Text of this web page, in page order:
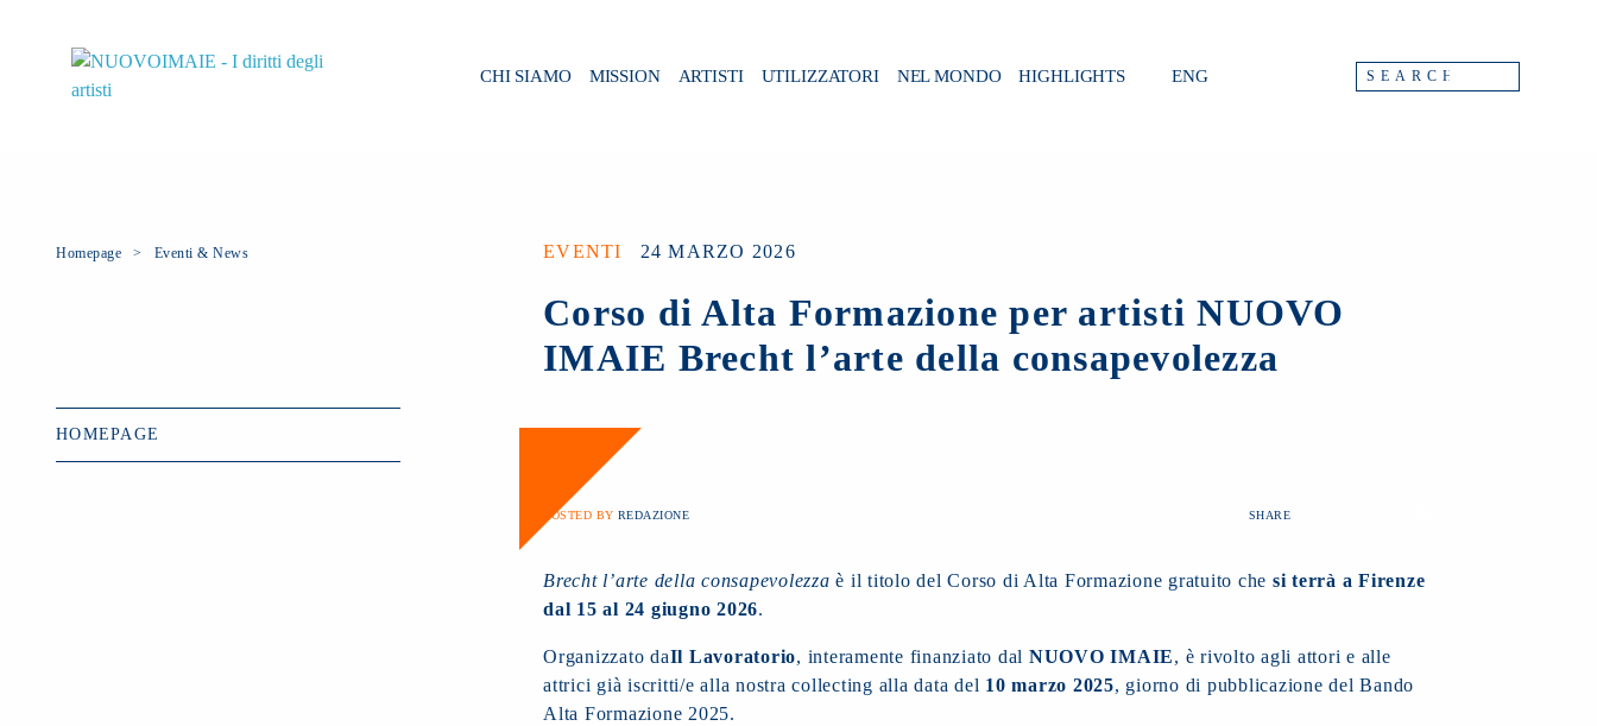
CHI SIAMO MISSION ARTISTI UTILIZZATORI NEL MONDO HIGHLIGHTS ENG
Homepage Eventi & News
HOMEPAGE
EVENTI 24 MARZO 2026
Corso di Alta Formazione per artisti NUOVO
IMAIE Brecht l’arte della consapevolezza
POSTED BY REDAZIONE SHARE
Brecht l’arte della consapevolezza è il titolo del Corso di Alta Formazione gratuito che si terrà a Firenze
dal 15 al 24 giugno 2026.
Organizzato daIl Lavoratorio, interamente finanziato dal NUOVO IMAIE, è rivolto agli attori e alle
attrici già iscritti/e alla nostra collecting alla data del 10 marzo 2025, giorno di pubblicazione del Bando
Alta Formazione 2025.